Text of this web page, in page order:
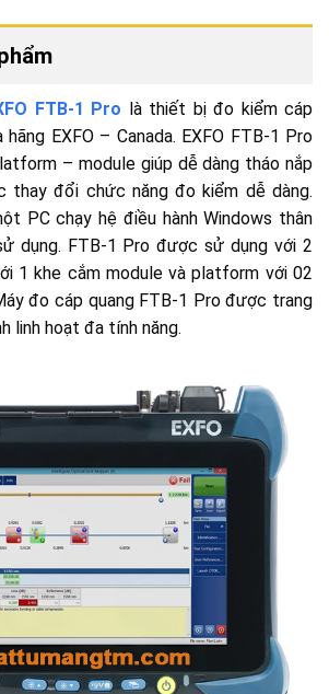
FTB-1 Pro là thiết bị đo kiểm cáp
EXFO – Canada. EXFO FTB-1 Pro
– module giúp dễ dàng tháo nắp
thay đổi chức năng đo kiểm dễ dàng.
PC chạy hệ điều hành Windows thân
dụng. FTB-1 Pro được sử dụng với 2
1 khe cắm module và platform với 02
đo cáp quang FTB-1 Pro được trang
linh hoạt đa tính năng.